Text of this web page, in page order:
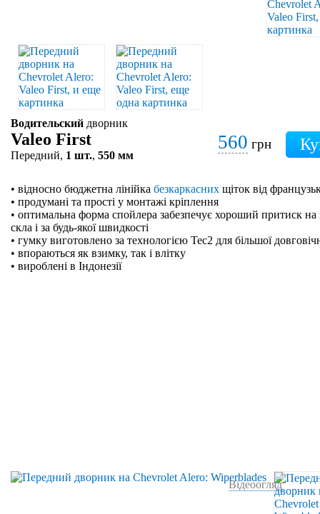
Водительский дворник
Valeo First
Передний, 1 шт., 550 мм
560 грн
• відносно бюджетна лінійка безкаркасних щіток від
• продумані та прості у монтажі кріплення
• оптимальна форма спойлера забезпечує хороший притиск на
скла і за будь-якої швидкості
• гумку виготовлено за технологією Tec2 для більшої
• впораються як взимку, так і влітку
• вироблені в Індонезії
Відеоогляд